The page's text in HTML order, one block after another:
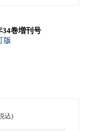
34巻増刊号
版
込)